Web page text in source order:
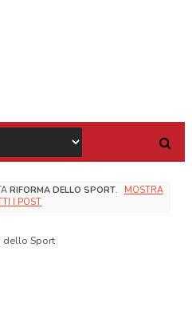
RIFORMA DELLO SPORT.
MOSTRA
I POST
dello Sport